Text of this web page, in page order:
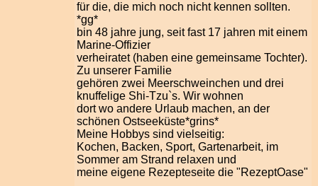
für die, die mich noch nicht kennen sollten.
*gg*
bin 48 jahre jung, seit fast 17 jahren mit einem
Marine-Offizier
verheiratet (haben eine gemeinsame Tochter).
Zu unserer Familie
gehören zwei Meerschweinchen und drei
knuffelige Shi-Tzu`s. Wir wohnen
dort wo andere Urlaub machen, an der
schönen Ostseeküste*grins*
Meine Hobbys sind vielseitig:
Kochen, Backen, Sport, Gartenarbeit, im
Sommer am Strand relaxen und
meine eigene Rezepteseite die "RezeptOase"